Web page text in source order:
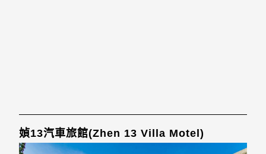
媜13汽車旅館(Zhen 13 Villa Motel)